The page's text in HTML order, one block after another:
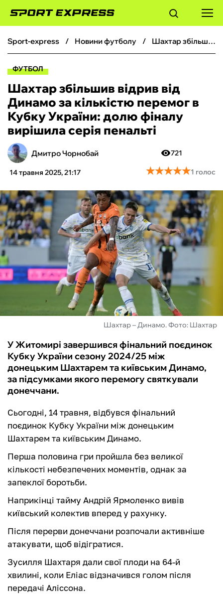
ФУТБОЛ
БОКС
ХОКЕЙ
ТЕНІС
КІБЕРСПОРТ
ЧС-2026
ФУТЗАЛ
ІНШІ
БУКМЕКЕРИ
sport-express новини футболу Шахтар збільшив відрив від Динамо за кількістю перемог в Кубку України: долю фіналу вирішила серія пенальті
ФУТБОЛ
Шахтар збільшив відрив від
Динамо за кількістю перемог в
Кубку України: долю фіналу
вирішила серія пенальті
Дмитро Чорнобай
14 травня 2025, 21:17
721
★★★★★
★★★★★1 голос
Шахтар – Динамо. Фото: Шахтар
У Житомирі завершився фінальний поєдинок
Кубку України сезону 2024/25 між
донецьким Шахтарем та київським Динамо,
за підсумками якого перемогу святкували
донеччани.
Сьогодні, 14 травня, відбувся фінальний
поєдинок Кубку України між донецьким
Шахтарем та київським Динамо.
Перша половина гри пройшла без великої
кількості небезпечених моментів, однак за
запеклої боротьби.
Наприкінці тайму Андрій Ярмоленко вивів
київський колектив вперед у рахунку.
Після перерви донеччани розпочали активніше
атакувати, щоб відігратися.
Зусилля Шахтаря дали свої плоди на 64-й
хвилині, коли Еліас відзначився голом після
передачі Аліссона.